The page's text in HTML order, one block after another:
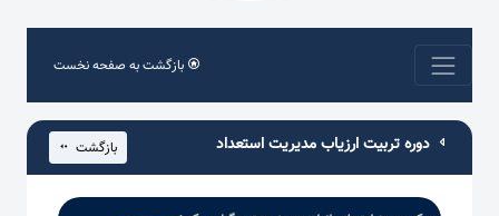
بازگشت به صفحه نخست
دوره تربیت ارزیاب مدیریت استعداد بازگشت